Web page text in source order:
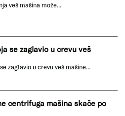
veš mašina može...
se zaglavio u crevu veš
zaglavio u crevu veš mašine...
centrifuga mašina skače po